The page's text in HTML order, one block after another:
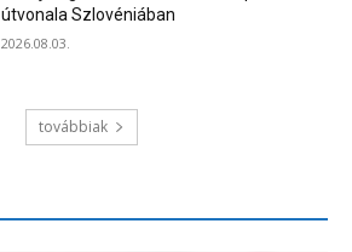
útvonala Szlovéniában
2026.08.03.
továbbiak